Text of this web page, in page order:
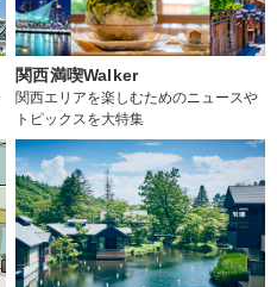
関西満喫Walker
関西エリアを楽しむためのニュースや
トピックスを大特集